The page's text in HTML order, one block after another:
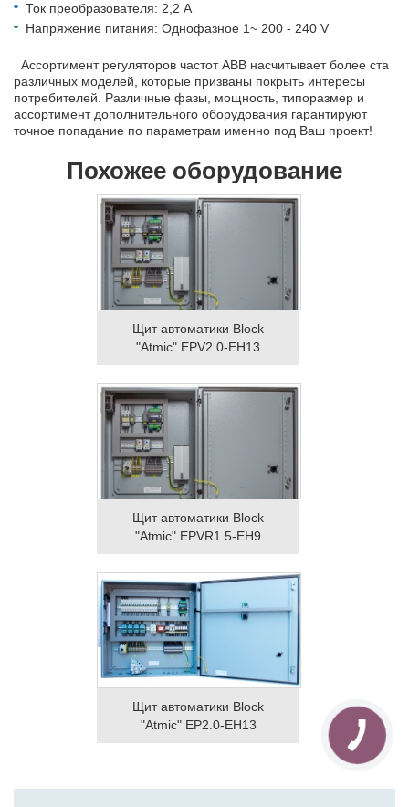
Ток преобразователя: 2,2 А
Напряжение питания: Однофазное 1~ 200 - 240 V
Ассортимент регуляторов частот ABB насчитывает более ста
различных моделей, которые призваны покрыть интересы
потребителей. Различные фазы, мощность, типоразмер и
ассортимент дополнительного оборудования гарантируют
точное попадание по параметрам именно под Ваш проект!
Похожее оборудование
Щит автоматики Block
"Atmic" EPV2.0-EH13
Щит автоматики Block
"Atmic" EPVR1.5-EH9
Щит автоматики Block
"Atmic" EP2.0-EH13